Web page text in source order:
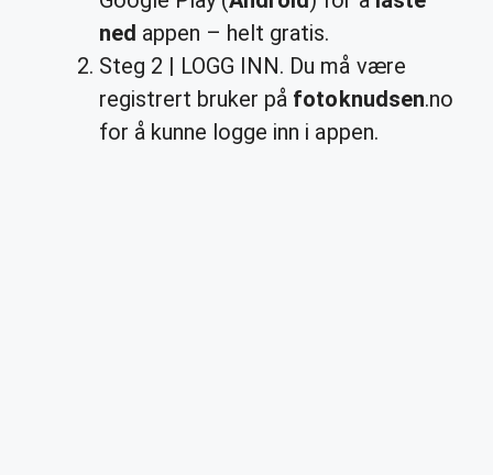
ned appen – helt gratis.
Steg 2 | LOGG INN. Du må være
registrert bruker på fotoknudsen.no
for å kunne logge inn i appen.